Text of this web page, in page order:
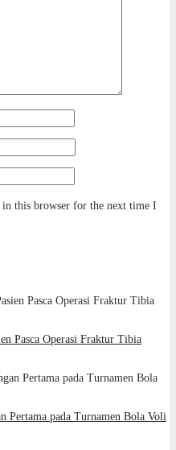
in this browser for the next time I
Pasca Operasi Fraktur Tibia
Pertama pada Turnamen Bola Voli